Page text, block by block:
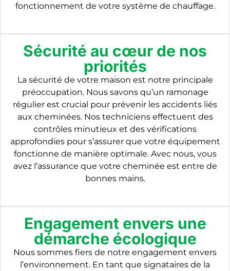
fonctionnement de votre système de chauffage.
Sécurité au cœur de nos
priorités
La sécurité de votre maison est notre principale
préoccupation. Nous savons qu’un ramonage
régulier est crucial pour prévenir les accidents liés
aux cheminées. Nos techniciens effectuent des
contrôles minutieux et des vérifications
approfondies pour s’assurer que votre équipement
fonctionne de manière optimale. Avec nous, vous
avez l’assurance que votre cheminée est entre de
bonnes mains.
Engagement envers une
démarche écologique
Nous sommes fiers de notre engagement envers
l’environnement. En tant que signataires de la